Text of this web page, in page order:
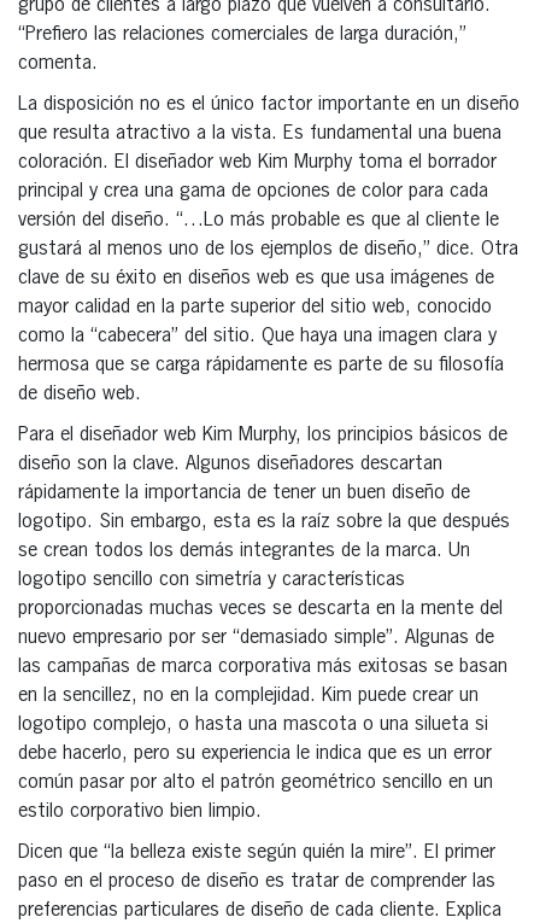
grupo de clientes a largo plazo que vuelven a consultarlo.
“Prefiero las relaciones comerciales de larga duración,”
comenta.
La disposición no es el único factor importante en un diseño
que resulta atractivo a la vista. Es fundamental una buena
coloración. El diseñador web Kim Murphy toma el borrador
principal y crea una gama de opciones de color para cada
versión del diseño. “…Lo más probable es que al cliente le
gustará al menos uno de los ejemplos de diseño,” dice. Otra
clave de su éxito en diseños web es que usa imágenes de
mayor calidad en la parte superior del sitio web, conocido
como la “cabecera” del sitio. Que haya una imagen clara y
hermosa que se carga rápidamente es parte de su filosofía
de diseño web.
Para el diseñador web Kim Murphy, los principios básicos de
diseño son la clave. Algunos diseñadores descartan
rápidamente la importancia de tener un buen diseño de
logotipo. Sin embargo, esta es la raíz sobre la que después
se crean todos los demás integrantes de la marca. Un
logotipo sencillo con simetría y características
proporcionadas muchas veces se descarta en la mente del
nuevo empresario por ser “demasiado simple”. Algunas de
las campañas de marca corporativa más exitosas se basan
en la sencillez, no en la complejidad. Kim puede crear un
logotipo complejo, o hasta una mascota o una silueta si
debe hacerlo, pero su experiencia le indica que es un error
común pasar por alto el patrón geométrico sencillo en un
estilo corporativo bien limpio.
Dicen que “la belleza existe según quién la mire”. El primer
paso en el proceso de diseño es tratar de comprender las
preferencias particulares de diseño de cada cliente. Explica